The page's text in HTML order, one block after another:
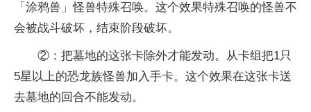
「涂鸦兽」怪兽特殊召唤。这个效果特殊召唤的怪兽不
会被战斗破坏，结束阶段破坏。
②：把墓地的这张卡除外才能发动。从卡组把1只
5星以上的恐龙族怪兽加入手卡。这个效果在这张卡送
去墓地的回合不能发动。